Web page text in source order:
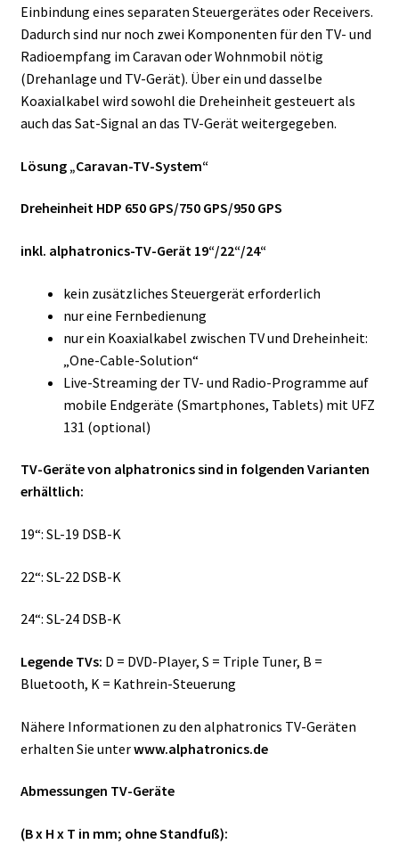
Einbindung eines separaten Steuergerätes oder Receivers.
Dadurch sind nur noch zwei Komponenten für den TV- und
Radioempfang im Caravan oder Wohnmobil nötig
(Drehanlage und TV-Gerät). Über ein und dasselbe
Koaxialkabel wird sowohl die Dreheinheit gesteuert als
auch das Sat-Signal an das TV-Gerät weitergegeben.
Lösung „Caravan-TV-System“
Dreheinheit HDP 650 GPS/750 GPS/950 GPS
inkl. alphatronics-TV-Gerät 19“/22“/24“
kein zusätzliches Steuergerät erforderlich
nur eine Fernbedienung
nur ein Koaxialkabel zwischen TV und Dreheinheit:
„One-Cable-Solution“
Live-Streaming der TV- und Radio-Programme auf
mobile Endgeräte (Smartphones, Tablets) mit UFZ
131 (optional)
TV-Geräte von alphatronics sind in folgenden Varianten
erhältlich:
19“: SL-19 DSB-K
22“: SL-22 DSB-K
24“: SL-24 DSB-K
Legende TVs: D = DVD-Player, S = Triple Tuner, B =
Bluetooth, K = Kathrein-Steuerung
Nähere Informationen zu den alphatronics TV-Geräten
erhalten Sie unterwww.alphatronics.de
Abmessungen TV-Geräte
(B x H x T in mm; ohne Standfuß):